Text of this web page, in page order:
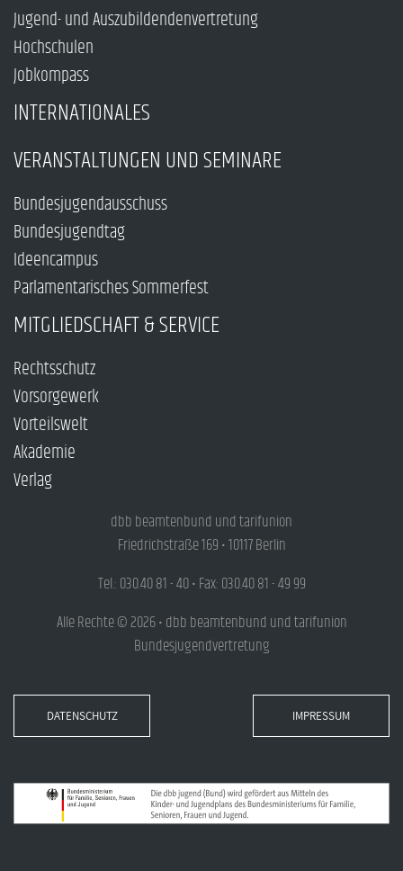
Jugend- und Auszubildendenvertretung
Hochschulen
Jobkompass
INTERNATIONALES
VERANSTALTUNGEN UND SEMINARE
Bundesjugendausschuss
Bundesjugendtag
Ideencampus
Parlamentarisches Sommerfest
MITGLIEDSCHAFT & SERVICE
Rechtsschutz
Vorsorgewerk
Vorteilswelt
Akademie
Verlag
dbb beamtenbund und tarifunion
Friedrichstraße 169 • 10117 Berlin
Tel.: 030.40 81 - 40 • Fax: 030.40 81 - 49 99
Alle Rechte © 2026 • dbb beamtenbund und tarifunion
Bundesjugendvertretung
DATENSCHUTZ IMPRESSUM